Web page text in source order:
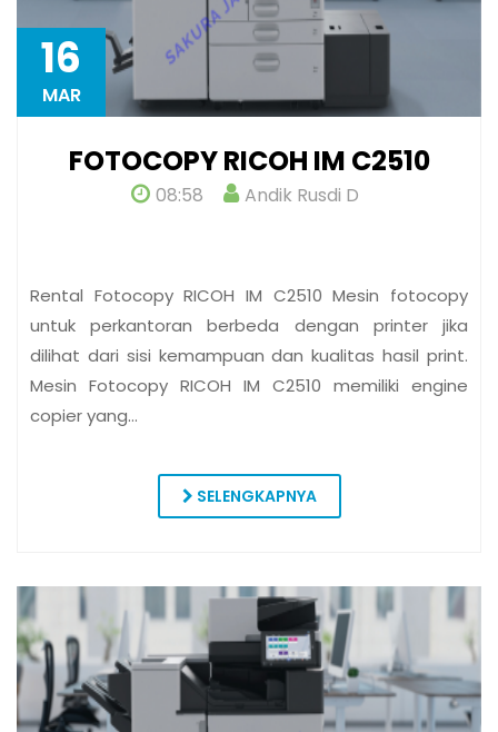
16
MAR
FOTOCOPY RICOH IM C2510
08:58 Andik Rusdi D
Rental Fotocopy RICOH IM C2510 Mesin fotocopy
untuk perkantoran berbeda dengan printer jika
dilihat dari sisi kemampuan dan kualitas hasil print.
Mesin Fotocopy RICOH IM C2510 memiliki engine
copier yang…
SELENGKAPNYA